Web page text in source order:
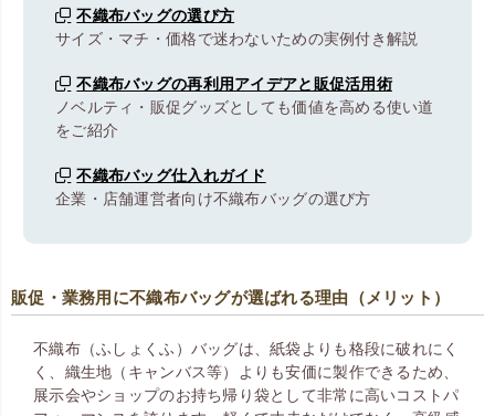
不織布バッグの選び方
サイズ・マチ・価格で迷わないための実例付き解説
不織布バッグの再利用アイデアと販促活用術
ノベルティ・販促グッズとしても価値を高める使い道
をご紹介
不織布バッグ仕入れガイド
企業・店舗運営者向け不織布バッグの選び方
販促・業務用に不織布バッグが選ばれる理由（メリット）
不織布（ふしょくふ）バッグは、紙袋よりも格段に破れにく
く、織生地（キャンバス等）よりも安価に製作できるため、
展示会やショップのお持ち帰り袋として非常に高いコストパ